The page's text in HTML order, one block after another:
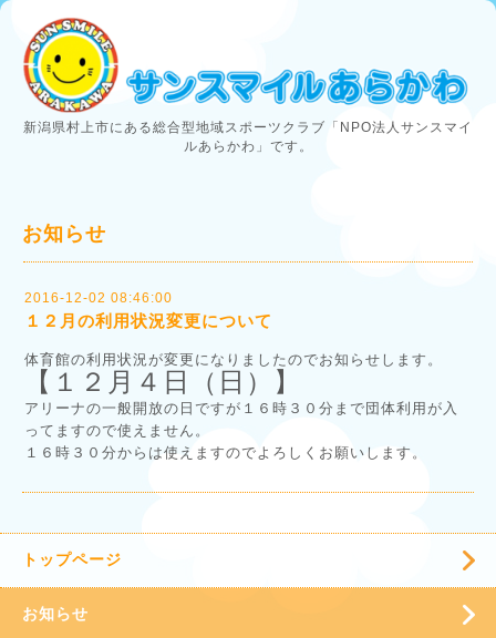
新潟県村上市にある総合型地域スポーツクラブ「NPO法人サンスマイ
ルあらかわ」です。
お知らせ
2016-12-02 08:46:00
１２月の利用状況変更について
体育館の利用状況が変更になりましたのでお知らせします。
【１２月４日（日）】
アリーナの一般開放の日ですが１６時３０分まで団体利用が入
ってますので使えません。
１６時３０分からは使えますのでよろしくお願いします。
トップページ
お知らせ